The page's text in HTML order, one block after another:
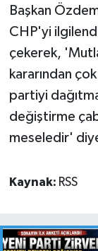
Başkan
CHP'yi
çekerek,
kararından
partiyi
değiştirme
meseledir'
Kaynak: RSS